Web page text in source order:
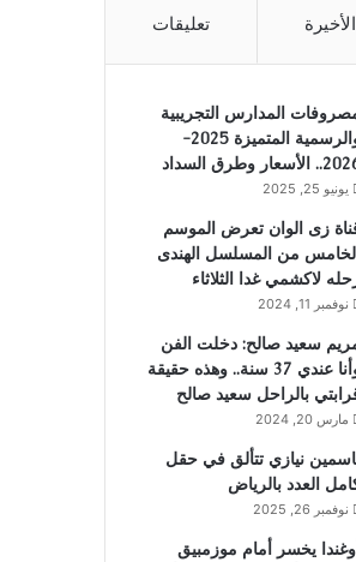
الأخيرة تعليقات
المدارس التجريبية
والرسمية المتميزة 2025-
الأسعار وطرق السداد
يونيو 25, 2025
زى الوان تعرض الموسم
من المسلسل الهندى
لاكشمي غدا الثلاثاء
نوفمبر 11, 2024
سعيد صالح: دخلت الفن
وأنا عندي 37 سنة.. وهذه حقيقة
بالراحل سعيد صالح
مارس 20, 2024
نيازي تتألق في حقل
العدد بالرياض
نوفمبر 26, 2025
يخسر أمام موزمبيق